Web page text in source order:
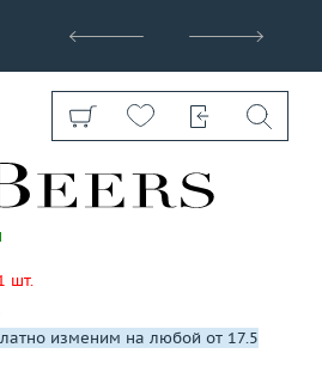
все
шт.
изменим на любой от 17.5